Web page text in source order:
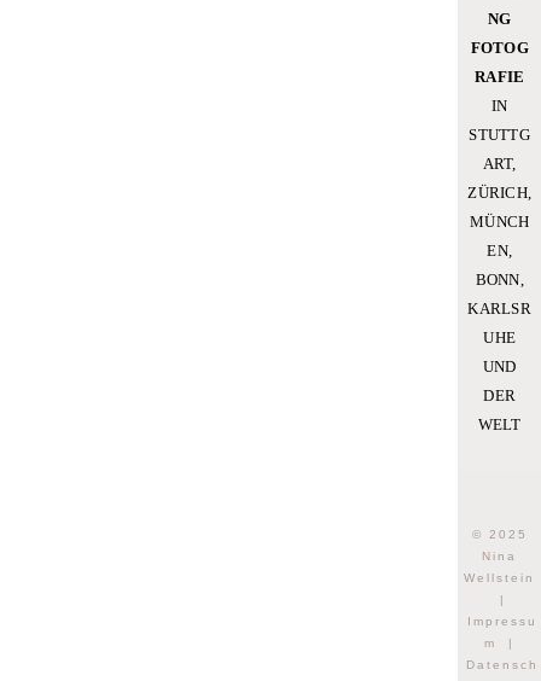
NG
FOTOG
RAFIE
IN
STUTTG
ART,
ZÜRICH,
MÜNCH
EN,
BONN,
KARLSR
UHE
UND
DER
WELT
© 2025
Nina
Wellstein
|
Impressu
m
|
Datensch